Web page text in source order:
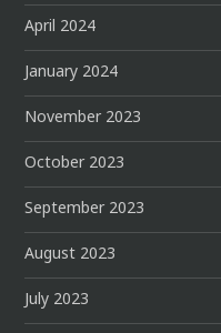
April 2024
January 2024
November 2023
October 2023
September 2023
August 2023
July 2023